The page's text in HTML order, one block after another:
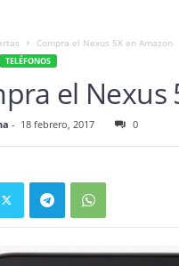
Compra el Nexus 5X en Amazon
TELÉFONOS
el Nexus
- 18 febrero, 2017 0